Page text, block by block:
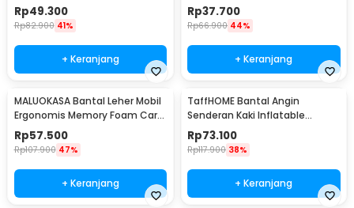
Rp49.300
Rp82.900 41%
+ Keranjang
Pillow - M1345
Rp37.700
Rp66.900 44%
+ Keranjang
MALUOKASA Bantal Leher Mobil
Ergonomis Memory Foam Car
Headrest Pillow - M3D
Rp57.500
Rp107.900 47%
+ Keranjang
TaffHOME Bantal Angin
Senderan Kaki Inflatable
Footrest Pillow - BAT24
Rp73.100
Rp117.900 38%
+ Keranjang